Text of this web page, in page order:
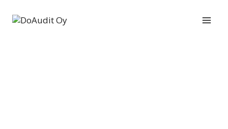
sisältöön